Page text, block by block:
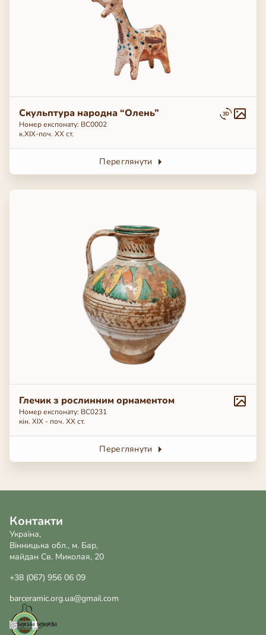
Скульптура народна “Олень”
Номер експонату: BC0002
к.ХІХ-поч. ХХ ст.
Переглянути
Глечик з рослинним орнаментом
Номер експонату: ВС0231
кін. ХІХ - поч. ХХ ст.
Переглянути
Контакти
Україна,
Вінницька обл., м. Бар,
майдан Св. Миколая, 20
+38 (067) 956 06 09
barceramic.org.ua@gmail.com